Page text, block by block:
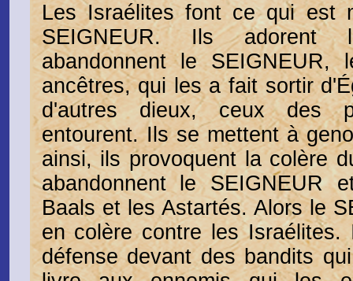
Les Israélites font ce qui est
SEIGNEUR. Ils
abandonnent le
ancêtres, qui les a fait sortir
d'autres dieux, ceux des
entourent. Ils se mettent à
ainsi, ils provoquent la colère
abandonnent le SEIGNEUR
Baals et les Astartés. Alors le
en colère contre les
défense devant des bandits